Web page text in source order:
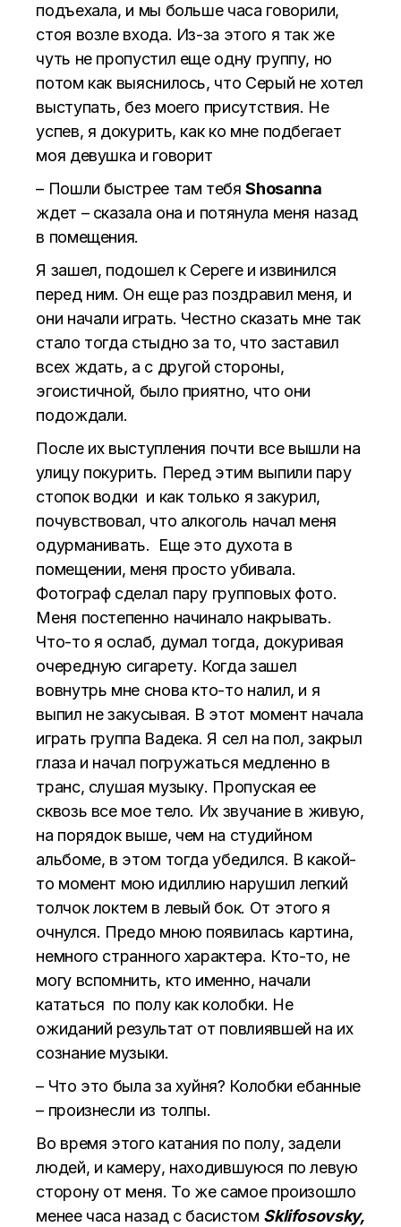
подъехала, и мы больше часа говорили,
стоя возле входа. Из-за этого я так же
чуть не пропустил еще одну группу, но
потом как выяснилось, что Серый не хотел
выступать, без моего присутствия. Не
успев, я докурить, как ко мне подбегает
моя девушка и говорит
– Пошли быстрее там тебяShosanna
ждет – сказала она и потянула меня назад
в помещения.
Я зашел, подошел к Сереге и извинился
перед ним. Он еще раз поздравил меня, и
они начали играть. Честно сказать мне так
стало тогда стыдно за то, что заставил
всех ждать, а с другой стороны,
эгоистичной, было приятно, что они
подождали.
После их выступления почти все вышли на
улицу покурить. Перед этим выпили пару
стопок водки и как только я закурил,
почувствовал, что алкоголь начал меня
одурманивать. Еще это духота в
помещении, меня просто убивала.
Фотограф сделал пару групповых фото.
Меня постепенно начинало накрывать.
Что-то я ослаб, думал тогда, докуривая
очередную сигарету. Когда зашел
вовнутрь мне снова кто-то налил, и я
выпил не закусывая. В этот момент начала
играть группа Вадека. Я сел на пол, закрыл
глаза и начал погружаться медленно в
транс, слушая музыку. Пропуская ее
сквозь все мое тело. Их звучание в живую,
на порядок выше, чем на студийном
альбоме, в этом тогда убедился. В какой-
то момент мою идиллию нарушил легкий
толчок локтем в левый бок. От этого я
очнулся. Предо мною появилась картина,
немного странного характера. Кто-то, не
могу вспомнить, кто именно, начали
кататься по полу как колобки. Не
ожиданий результат от повлиявшей на их
сознание музыки.
– Что это была за хуйня? Колобки ебанные
– произнесли из толпы.
Во время этого катания по полу, задели
людей, и камеру, находившуюся по левую
сторону от меня. То же самое произошло
менее часа назад с басистом Sklifosovsky,